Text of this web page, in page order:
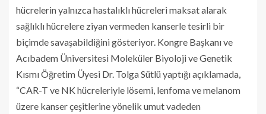
hücrelerin yalnızca hastalıklı hücreleri maksat alarak
sağlıklı hücrelere ziyan vermeden kanserle tesirli bir
biçimde savaşabildiğini gösteriyor. Kongre Başkanı ve
Acıbadem Üniversitesi Moleküler Biyoloji ve Genetik
Kısmı Öğretim Üyesi Dr. Tolga Sütlü yaptığı açıklamada,
“CAR-T ve NK hücreleriyle lösemi, lenfoma ve melanom
üzere kanser çeşitlerine yönelik umut vadeden